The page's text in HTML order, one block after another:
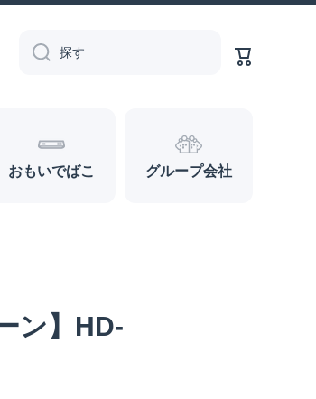
探す
ー
ト
おもいでばこ グループ会社
ン】HD-